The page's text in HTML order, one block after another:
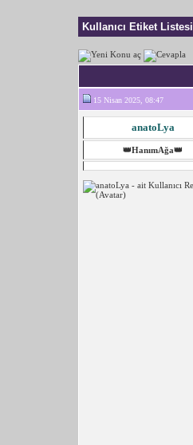
Kullanıcı Etiket Listesi
15 Nisan 2025, 08:47
anatoLya
👑HanımAğa👑